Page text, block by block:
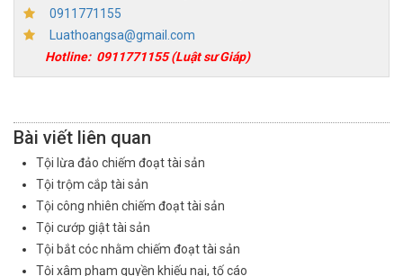
0911771155
Luathoangsa@gmail.com
Hotline: 0911771155(Luật sư Giáp)
Bài viết liên quan
Tội lừa đảo chiếm đoạt tài sản
Tội trộm cắp tài sản
Tội công nhiên chiếm đoạt tài sản
Tội cướp giật tài sản
Tội bắt cóc nhằm chiếm đoạt tài sản
Tội xâm phạm quyền khiếu nại, tố cáo